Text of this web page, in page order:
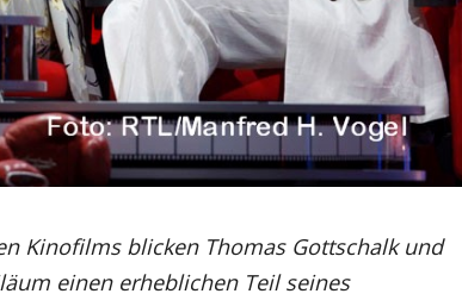
Kinofilms blicken Thomas Gottschalk und
einen erheblichen Teil seines